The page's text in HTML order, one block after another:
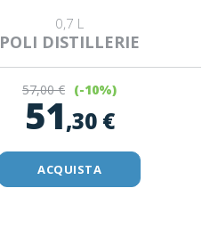
0,7 L
POLI DISTILLERIE
57,00 € (-10%)
51,30 €
ACQUISTA